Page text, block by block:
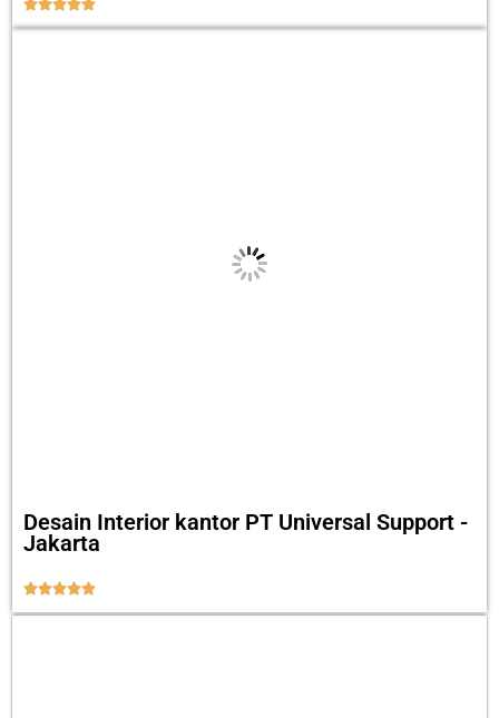

Desain Interior kantor PT Universal Support -
Jakarta
